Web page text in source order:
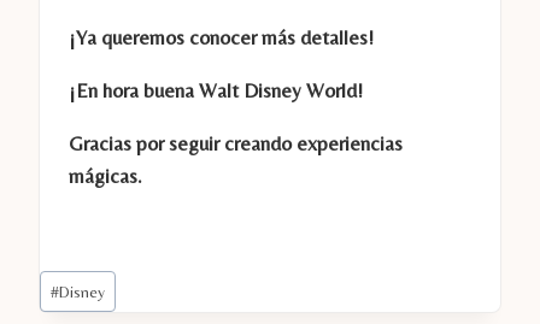
¡Ya queremos conocer más detalles!
¡En hora buena Walt Disney World!
Gracias por seguir creando experiencias
mágicas.
Etiquetas
de
#Disney